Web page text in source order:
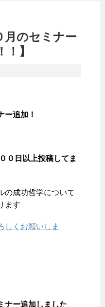
月のセミナー
】
ー追加！
０日以上投稿してま
の成功哲学について
ます
しくお願いしま
ナー追加しました